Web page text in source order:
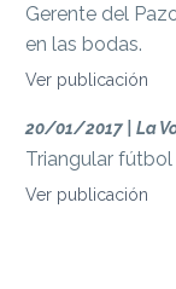
Gerente del
en las bodas.
Ver publicación
20/01/2017 | La
Triangular
Ver publicación